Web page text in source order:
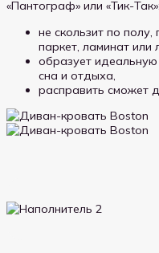
«Пантограф» или «Тик-Так»:
не скользит по
паркет, ламинат или
образует
сна и отдыха,
расправить сможет